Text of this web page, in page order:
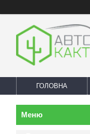
ГОЛОВНА